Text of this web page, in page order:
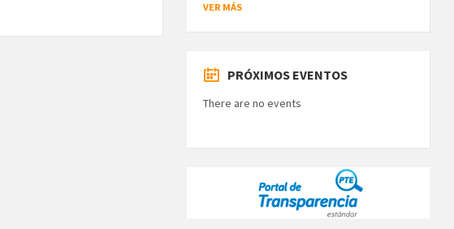
VER MÁS
PRÓXIMOS EVENTOS
There are no events